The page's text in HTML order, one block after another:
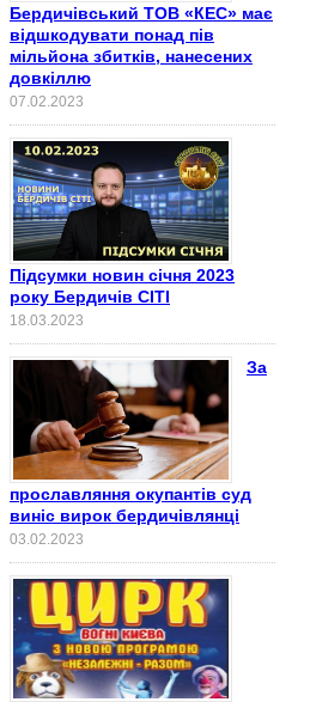
Бердичівський ТОВ «КЕС» має
відшкодувати понад пів
мільйона збитків, нанесених
довкіллю
07.02.2023
Підсумки новин січня 2023
року Бердичів СІТІ
18.03.2023
За
прославляння окупантів суд
виніс вирок бердичівлянці
03.02.2023